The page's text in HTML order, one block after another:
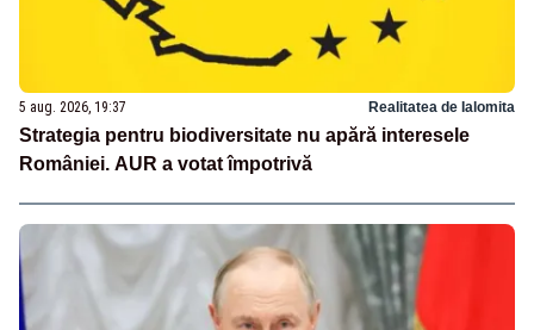
5 aug. 2026, 19:37 Realitatea de Ialomita
Strategia pentru biodiversitate nu apără interesele
României. AUR a votat împotrivă